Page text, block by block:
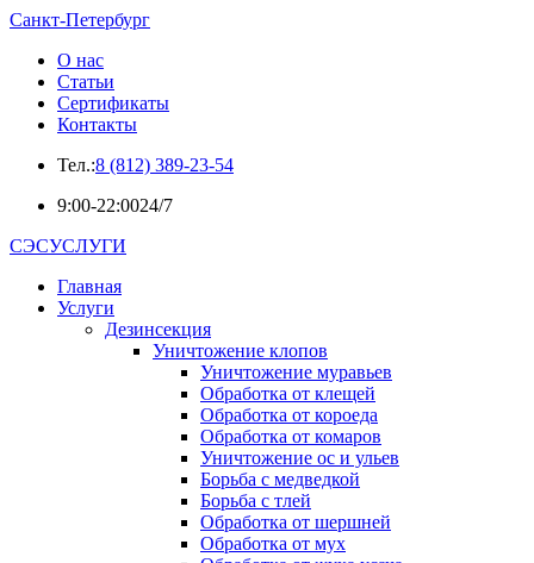
Санкт-Петербург
О нас
Статьи
Сертификаты
Контакты
Тел.:8 (812) 389-23-54
9:00-22:0024/7
СЭСУСЛУГИ
Главная
Услуги
Дезинсекция
Уничтожение клопов
Уничтожение муравьев
Обработка от клещей
Обработка от короеда
Обработка от комаров
Уничтожение ос и ульев
Борьба с медведкой
Борьба с тлей
Обработка от шершней
Обработка от мух